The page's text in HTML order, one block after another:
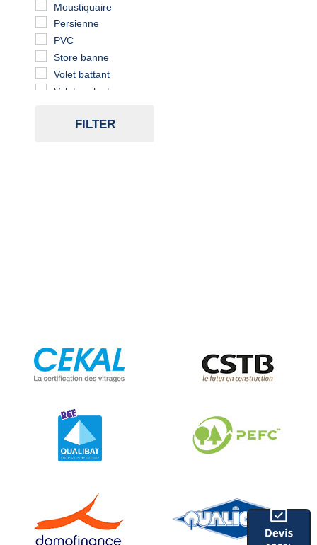
Moustiquaire
Persienne
PVC
Store banne
Volet battant
Volet roulant
FILTER